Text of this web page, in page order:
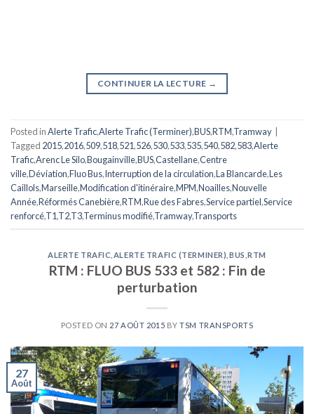
CONTINUER LA LECTURE →
Posted inAlerte Trafic,Alerte Trafic (Terminer),BUS,RTM,Tramway
Tagged 2015,2016,509,518,521,526,530,533,535,540,582,583,Alerte
Trafic,Arenc Le Silo,Bougainville,BUS,Castellane,Centre
ville,Déviation,Fluo Bus,Interruption de la circulation,La Blancarde,Les
Caillols,Marseille,Modification d'itinéraire,MPM,Noailles,Nouvelle
Année,Réformés Canebière,RTM,Rue des Fabres,Service partiel,Service
renforcé,T1,T2,T3,Terminus modifié,Tramway,Transports
ALERTE TRAFIC ALERTE TRAFIC (TERMINER) BUS ,RTM
RTM : FLUO BUS 533 et 582 : Fin de
perturbation
POSTED ON 27 AOÛT 2015 BYTSM TRANSPORTS
27
Août